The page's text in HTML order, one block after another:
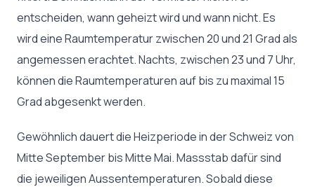
entscheiden, wann geheizt wird und wann nicht. Es
wird eine Raumtemperatur zwischen 20 und 21 Grad als
angemessen erachtet. Nachts, zwischen 23 und 7 Uhr,
können die Raumtemperaturen auf bis zu maximal 15
Grad abgesenkt werden.
Gewöhnlich dauert die Heizperiode in der Schweiz von
Mitte September bis Mitte Mai. Massstab dafür sind
die jeweiligen Aussentemperaturen. Sobald diese